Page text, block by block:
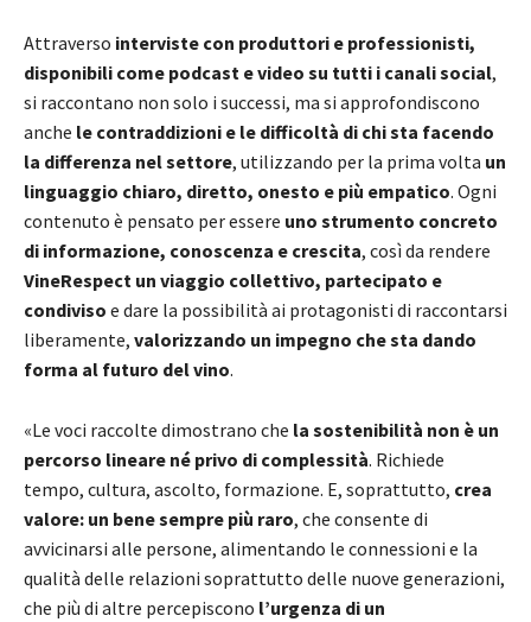
Attraverso interviste con produttori e professionisti,
disponibili come podcast e video su tutti i canali social,
si raccontano non solo i successi, ma si approfondiscono
anche le contraddizioni e le difficoltà di chi sta facendo
la differenza nel settore, utilizzando per la prima volta un
linguaggio chiaro, diretto, onesto e più empatico. Ogni
contenuto è pensato per essere uno strumento concreto
di informazione, conoscenza e crescita, così da rendere
VineRespect un viaggio collettivo, partecipato e
condiviso e dare la possibilità ai protagonisti di raccontarsi
liberamente, valorizzando un impegno che sta dando
forma al futuro del vino.
«Le voci raccolte dimostrano che la sostenibilità non è un
percorso lineare né privo di complessità. Richiede
tempo, cultura, ascolto, formazione. E, soprattutto, crea
valore: un bene sempre più raro, che consente di
avvicinarsi alle persone, alimentando le connessioni e la
qualità delle relazioni soprattutto delle nuove generazioni,
che più di altre percepiscono l’urgenza di un